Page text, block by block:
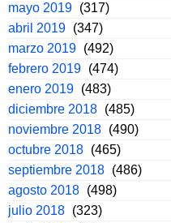
mayo 2019 (317)
abril 2019 (347)
marzo 2019 (492)
febrero 2019 (474)
enero 2019 (483)
diciembre 2018 (485)
noviembre 2018 (490)
octubre 2018 (465)
septiembre 2018 (486)
agosto 2018 (498)
julio 2018 (323)